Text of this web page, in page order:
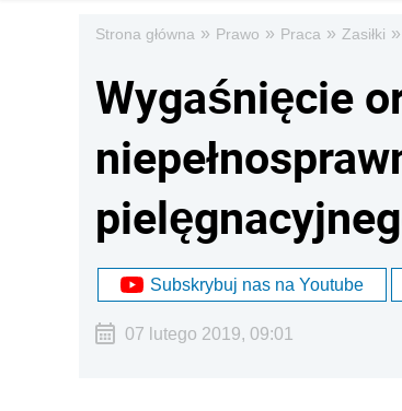
Strona główna » Prawo » Praca » Zasiłki »
Wygaśnięcie
Subskrybuj nas na Youtube
07 lutego 2019, 09:01